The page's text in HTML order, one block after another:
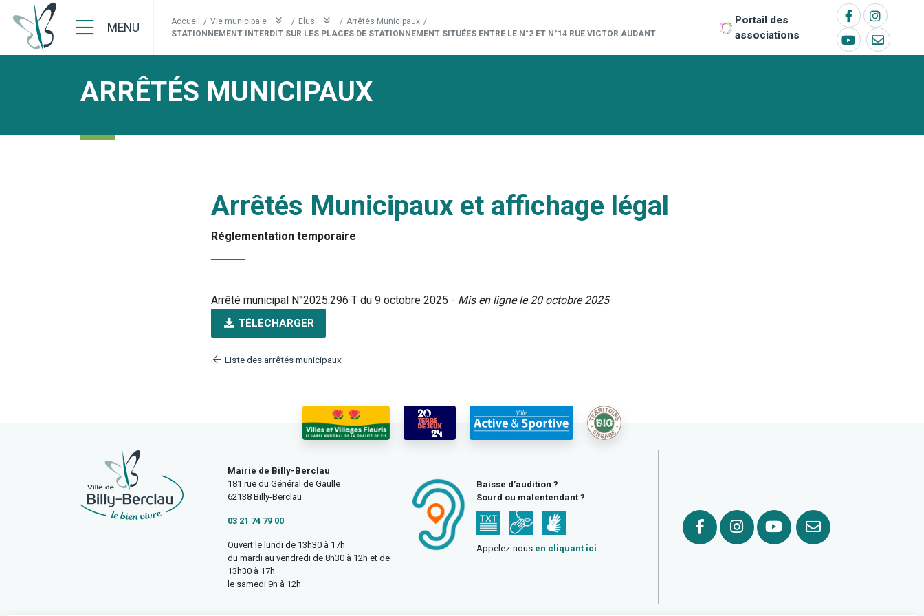
MENU Accueil / Vie municipale / Elus / Arrêtés Municipaux /
STATIONNEMENT INTERDIT SUR LES PLACES DE STATIONNEMENT SITUÉES ENTRE LE N°2 ET N°14 RUE VICTOR AUDANT
Portail des
associations
ARRÊTÉS MUNICIPAUX
Arrêtés Municipaux et affichage légal
Réglementation temporaire
Arrêté municipal N°2025.296 T du 9 octobre 2025 - Mis en ligne le 20 octobre 2025
TÉLÉCHARGER
Liste des arrêtés municipaux
Mairie de Billy-Berclau
181 rue du Général de Gaulle
62138 Billy-Berclau
03 21 74 79 00
Ouvert le lundi de 13h30 à 17h
du mardi au vendredi de 8h30 à 12h et de
13h30 à 17h
le samedi 9h à 12h
Baisse d’audition ?
Sourd ou malentendant ?
Appelez-nous en cliquant ici.